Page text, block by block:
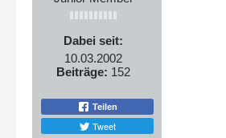
Dabei seit:
10.03.2002
Beiträge: 152
Teilen
Tweet